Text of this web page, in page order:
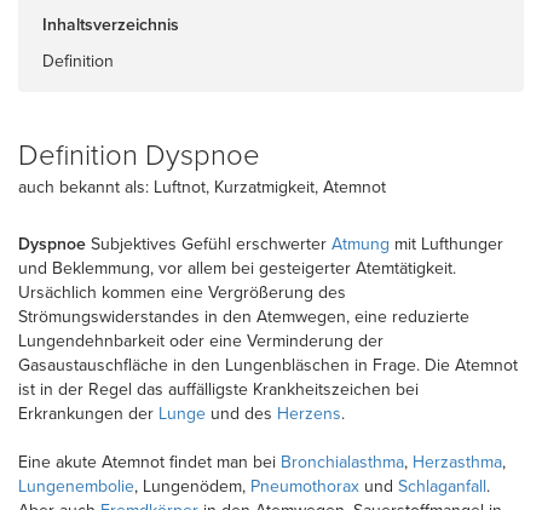
Inhaltsverzeichnis
Definition
Definition Dyspnoe
auch bekannt als: Luftnot, Kurzatmigkeit, Atemnot
Dyspnoe Subjektives Gefühl erschwerter Atmung mit Lufthunger
und Beklemmung, vor allem bei gesteigerter Atemtätigkeit.
Ursächlich kommen eine Vergrößerung des
Strömungswiderstandes in den Atemwegen, eine reduzierte
Lungendehnbarkeit oder eine Verminderung der
Gasaustauschfläche in den Lungenbläschen in Frage. Die Atemnot
ist in der Regel das auffälligste Krankheitszeichen bei
Erkrankungen der Lunge und des Herzens.
Eine akute Atemnot findet man bei Bronchialasthma, Herzasthma,
Lungenembolie, Lungenödem, Pneumothorax und Schlaganfall.